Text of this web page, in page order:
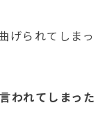
げられてしまっ
われてしまった